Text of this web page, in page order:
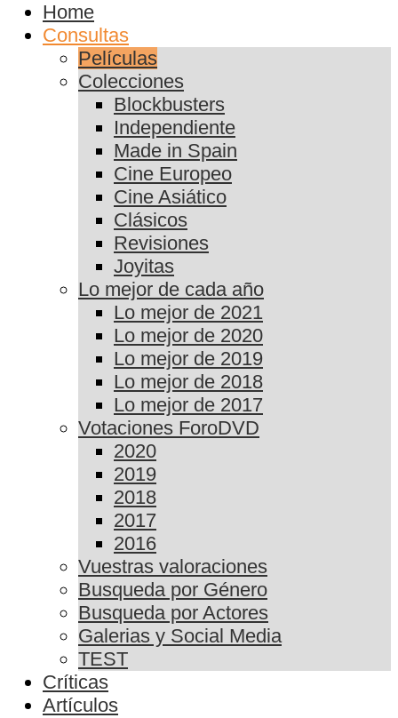
Home
Consultas
Películas
Colecciones
Blockbusters
Independiente
Made in Spain
Cine Europeo
Cine Asiático
Clásicos
Revisiones
Joyitas
Lo mejor de cada año
Lo mejor de 2021
Lo mejor de 2020
Lo mejor de 2019
Lo mejor de 2018
Lo mejor de 2017
Votaciones ForoDVD
2020
2019
2018
2017
2016
Vuestras valoraciones
Busqueda por Género
Busqueda por Actores
Galerias y Social Media
TEST
Críticas
Artículos